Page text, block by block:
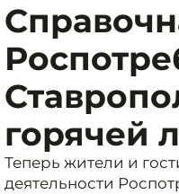
горячей
Теперь жители и
деятельности